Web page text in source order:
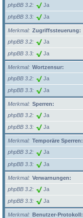
phpBB 3.2
Ja
phpBB 3.3 Ja
Merkmal
Zugriffssteuerung:
phpBB 3.2
Ja
phpBB 3.3 Ja
Merkmal
Wortzensur:
phpBB 3.2
Ja
phpBB 3.3 Ja
Merkmal
Sperren:
phpBB 3.2
Ja
phpBB 3.3 Ja
Merkmal
Temporäre Sperren:
phpBB 3.2
Ja
phpBB 3.3 Ja
Merkmal
Verwarnungen:
phpBB 3.2
Ja
phpBB 3.3 Ja
Merkmal
Benutzer-Protokoll: